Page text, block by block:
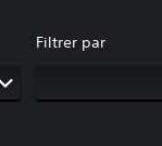
Filtrer par